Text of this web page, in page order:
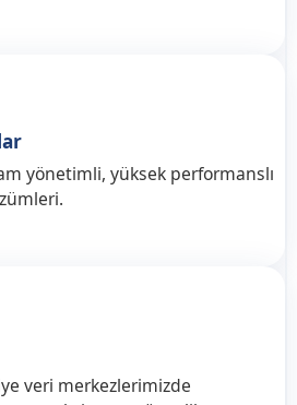
yönetimli, yüksek performanslı
veri merkezlerimizde